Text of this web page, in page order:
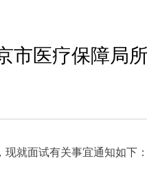
市医疗保障局
就面试有关事宜通知如下：